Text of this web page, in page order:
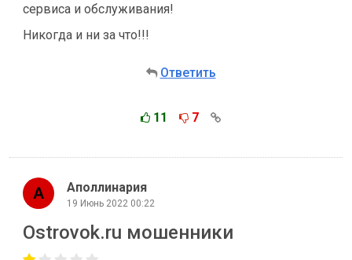
сервиса и обслуживания!
Никогда и ни за что!!!
Ответить
11 7
Аполлинария
19 Июнь 2022 00:22
Ostrovok.ru мошенники